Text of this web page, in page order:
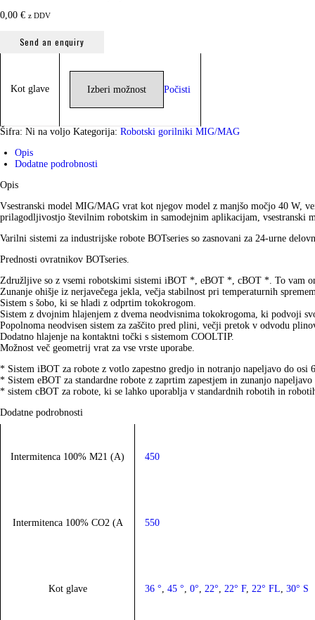
0,00 € z DDV
Send an enquiry
Kot glave Počisti
Šifra: Ni na voljo Kategorija: Robotski gorilniki MIG/MAG
Opis
Dodatne podrobnosti
Opis
Vsestranski model MIG/MAG vrat kot njegov model z manjšo močjo 40 W,
prilagodljivostjo številnim robotskim in samodejnim aplikacijam, vsestranski
Varilni sistemi za industrijske robote BOTseries so zasnovani za 24-urne
Prednosti ovratnikov BOTseries.
Združljive so z vsemi robotskimi sistemi iBOT *, eBOT *, cBOT *. To vam
Zunanje ohišje iz nerjavečega jekla, večja stabilnost pri temperaturnih
Sistem s šobo, ki se hladi z odprtim tokokrogom.
Sistem z dvojnim hlajenjem z dvema neodvisnima tokokrogoma, ki podvoji
Popolnoma neodvisen sistem za zaščito pred plini, večji pretok v odvodu
Dodatno hlajenje na kontaktni točki s sistemom COOLTIP.
Možnost več geometrij vrat za vse vrste uporabe.
* Sistem iBOT za robote z votlo zapestno gredjo in notranjo napeljavo do osi
* Sistem eBOT za standardne robote z zaprtim zapestjem in zunanjo
* sistem cBOT za robote, ki se lahko uporablja v standardnih robotih in
Dodatne podrobnosti
Intermitenca 100% M21 (A) 450
Intermitenca 100% CO2 (A 550
Kot glave 36 °, 45 °, 0°, 22°, 22° F, 22° FL, 30° S